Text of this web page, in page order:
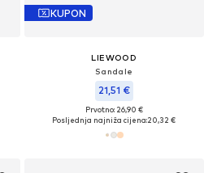
KUPON
LIEWOOD
Sandale
21,51 €
Prvotno: 26,90 €
Posljednja najniža cijena:20,32 €